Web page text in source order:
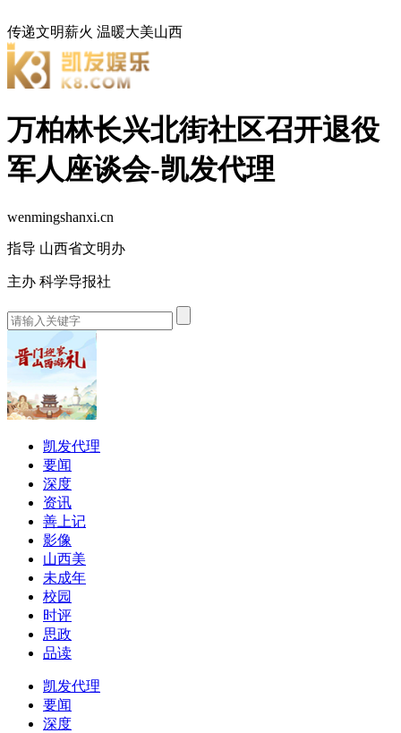
传递文明薪火 温暖大美山西
万柏林长兴北街社区召开退役
军人座谈会-凯发代理
wenmingshanxi.cn
指导 山西省文明办
主办 科学导报社
凯发代理
要闻
深度
资讯
善上记
影像
山西美
未成年
校园
时评
思政
品读
凯发代理
要闻
深度